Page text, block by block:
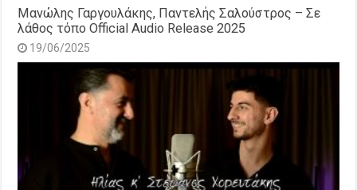
Μανώλης Γαργουλάκης, Παντελής Σαλούστρος – Σε
λάθος τόπο Official Audio Release 2025
19/06/2025